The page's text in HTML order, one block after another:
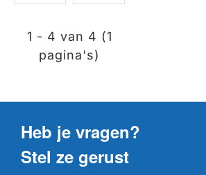
1 - 4 van 4 (1
pagina's)
Heb je vragen?
Stel ze gerust